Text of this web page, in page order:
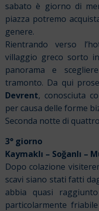
sabato è giorno di
piazza potremo
genere.
Rientrando verso
villaggio greco sorto
panorama e
tramonto. Da qui
Devrent, conosciuta
per causa delle forme
Seconda notte di
3° giorno
Kaymaklı – Soğanlı –
Dopo colazione
scavi siano stati fatti
abbia quasi
particolarmente